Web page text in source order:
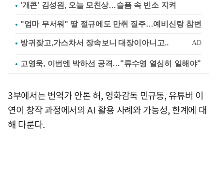
'개콘' 김성원, 오늘 모친상…슬픔 속 빈소 지켜
"엄마 무서워" 딸 절규에도 만취 질주…예비신랑 참변
고영욱, 이번엔 박하선 공격…"류수영 열심히 일해야"
3부에서는 번역가 안톤 허, 영화감독 민규동, 유튜버 이
연이 창작 과정에서의 AI 활용 사례와 가능성, 한계에 대
해 다룬다.